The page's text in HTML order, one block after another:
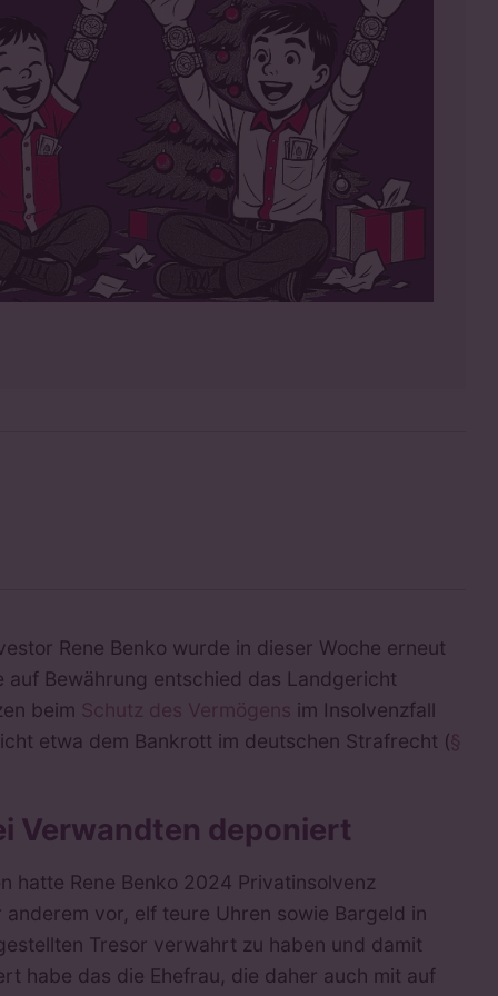
Rene Benko wurde in dieser Woche erneut
Bewährung entschied das Landgericht
beim Schutz des Vermögens im Insolvenzfall
etwa dem Bankrott im deutschen Strafrecht (§
Verwandten deponiert
hatte Rene Benko 2024 Privatinsolvenz
vor, elf teure Uhren sowie Bargeld in
Tresor verwahrt zu haben und damit
habe das die Ehefrau, die daher auch mit auf